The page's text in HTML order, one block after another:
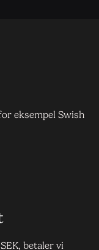
eksempel Swish
betaler vi